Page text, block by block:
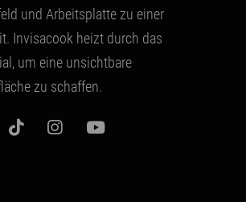
und Arbeitsplatte zu einer
Invisacook heizt durch das
, um eine unsichtbare
zu schaffen.